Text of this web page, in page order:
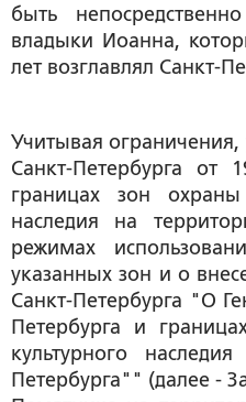
быть
владыки Иоанна,
лет возглавлял Санкт-
Учитывая
Санкт-Петербурга
границах зон охраны
наследия на
режимах
указанных зон и о
Санкт-Петербурга "О
Петербурга и
культурного
Петербурга"" (далее -